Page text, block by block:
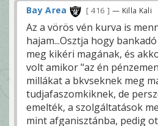
Bay Area 416 — Killa Kali
Az a vörös vén kurva is
hajam...Osztja hogy
meg kikéri magának, és
volt amikor "az én
millákat a bkvseknek meg
tudjafaszomkiknek, de
emelték, a szolgáltatások
mint afganisztánba, pedig